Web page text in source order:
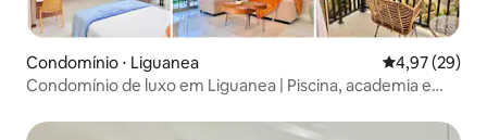
Condomínio ⋅ Liguanea 4,97 de uma
4,97 (29)
Condomínio de luxo em Liguanea | Piscina, academia e